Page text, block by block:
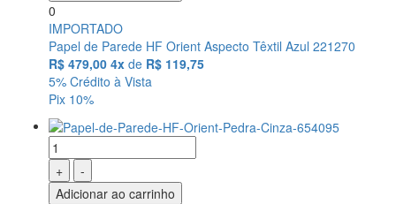
0
IMPORTADO
Papel de Parede HF Orient Aspecto Têxtil Azul 221270
R$ 479,00 4x de R$ 119,75
5% Crédito à Vista
Pix 10%
+
-
Adicionar ao carrinho